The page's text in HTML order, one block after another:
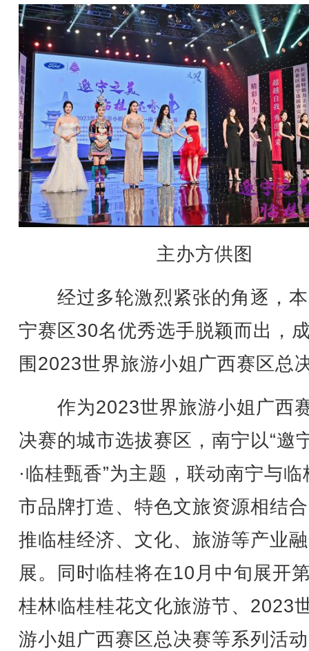
主办方供图
经过多轮激烈紧张的角逐，
宁赛区30名优秀选手脱颖而出，
围2023世界旅游小姐广西赛区总
作为2023世界旅游小姐广西
决赛的城市选拔赛区，南宁以“邀
·临桂甄香”为主题，联动南宁与临
市品牌打造、特色文旅资源相结
推临桂经济、文化、旅游等产业
展。同时临桂将在10月中旬展开
桂林临桂桂花文化旅游节、2023
游小姐广西赛区总决赛等系列活